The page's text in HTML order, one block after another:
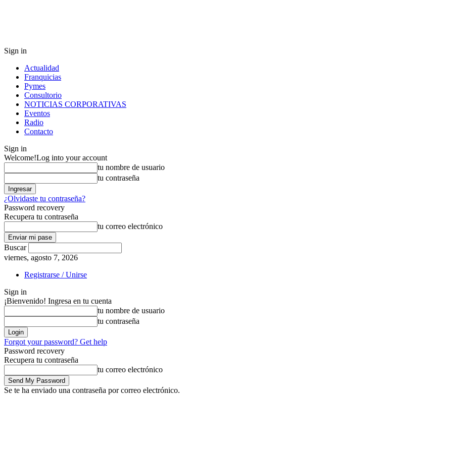
Sign in
Actualidad
Franquicias
Pymes
Consultorio
NOTICIAS CORPORATIVAS
Eventos
Radio
Contacto
Sign in
Welcome!Log into your account
tu nombre de usuario
tu contraseña
¿Olvidaste tu contraseña?
Password recovery
Recupera tu contraseña
tu correo electrónico
Buscar
viernes, agosto 7, 2026
Registrarse / Unirse
Sign in
¡Bienvenido! Ingresa en tu cuenta
tu nombre de usuario
tu contraseña
Forgot your password? Get help
Password recovery
Recupera tu contraseña
tu correo electrónico
Se te ha enviado una contraseña por correo electrónico.